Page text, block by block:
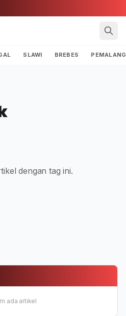
SLAWI BREBES PEMALANG
dengan tag ini.
ada artikel